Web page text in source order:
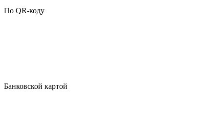
По QR-коду
Банковской картой